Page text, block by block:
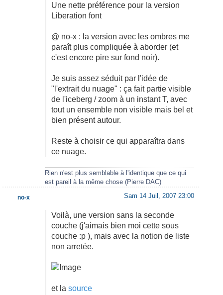
Une nette préférence pour la version
Liberation font
@ no-x : la version avec les ombres me
paraît plus compliquée à aborder (et
c'est encore pire sur fond noir).
Je suis assez séduit par l'idée de
"l'extrait du nuage" : ça fait partie visible
de l'iceberg / zoom à un instant T, avec
tout un ensemble non visible mais bel et
bien présent autour.
Reste à choisir ce qui apparaîtra dans
ce nuage.
Rien n'est plus semblable à l'identique que ce qui
est pareil à la même chose (Pierre DAC)
Sam 14 Juil, 2007 23:00
Voilà, une version sans la seconde
couche (j'aimais bien moi cette sous
couche :p ), mais avec la notion de liste
non arretée.
et la source
no-x